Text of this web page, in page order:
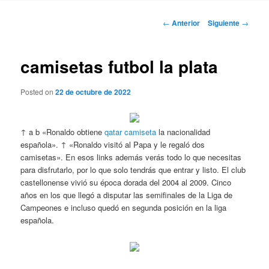
Navegación
← Anterior Siguiente →
camisetas futbol la plata
Posted on22 de octubre de 2022
↑ a b «Ronaldo obtieneqatar camiseta la nacionalidad
española». ↑ «Ronaldo visitó al Papa y le regaló dos
camisetas». En esos links además verás todo lo que necesitas
para disfrutarlo, por lo que solo tendrás que entrar y listo. El club
castellonense vivió su época dorada del 2004 al 2009. Cinco
años en los que llegó a disputar las semifinales de la Liga de
Campeones e incluso quedó en segunda posición en la liga
española.